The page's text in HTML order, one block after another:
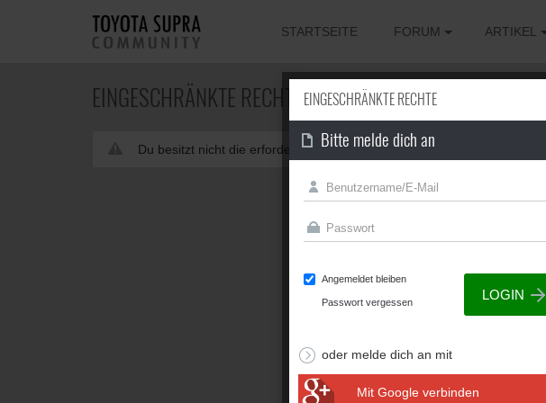
STARTSEITE FORUM ARTIKEL
EINGESCHRÄNKTE RECHTE
Du besitzt nicht die erforderliche Berechtigung, um diese Seite zu sehen.
EINGESCHRÄNKTE RECHTE
Bitte melde dich an
Angemeldet bleiben
Passwort vergessen
oder melde dich an mit
Mit Google verbinden